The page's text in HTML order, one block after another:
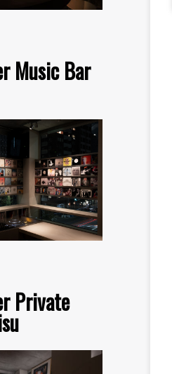
Music Bar
Private